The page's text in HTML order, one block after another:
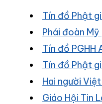
Tín đồ Phật
Phái đoàn
Tín đồ PGHH
Tín đồ Phật
Hai người
Giáo Hội Tin